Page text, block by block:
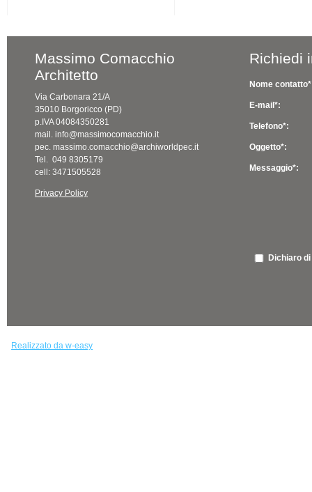
Massimo Comacchio
Architetto
Via Carbonara 21/A
35010 Borgoricco (PD)
p.IVA 04084350281
mail. info@massimocomacchio.it
pec. massimo.comacchio@archiworldpec.it
Tel. 049 8305179
cell: 3471505528
Privacy Policy
Richiedi
Nome
E-mail*:
Telefono*:
Oggetto*:
Messaggio*:
Dichiaro
Realizzato da w-easy